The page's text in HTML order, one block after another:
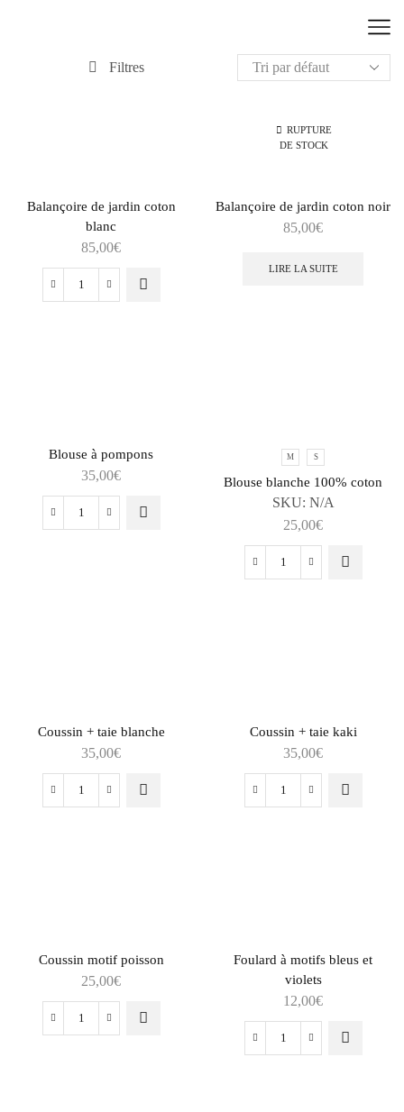
Filtres
Balançoire de jardin coton
blanc
85,00€
RUPTURE
DE STOCK
Balançoire de jardin coton noir
85,00€
LIRE LA SUITE
Blouse à pompons
35,00€
M S
Blouse blanche 100% coton
SKU: N/A
25,00€
Coussin + taie blanche
35,00€
Coussin + taie kaki
35,00€
Coussin motif poisson
25,00€
Foulard à motifs bleus et
violets
12,00€